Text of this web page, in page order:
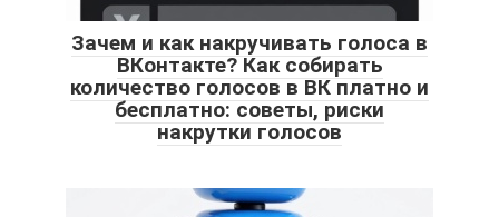
Зачем и как накручивать голоса в
ВКонтакте? Как собирать
количество голосов в ВК платно и
бесплатно: советы, риски
накрутки голосов